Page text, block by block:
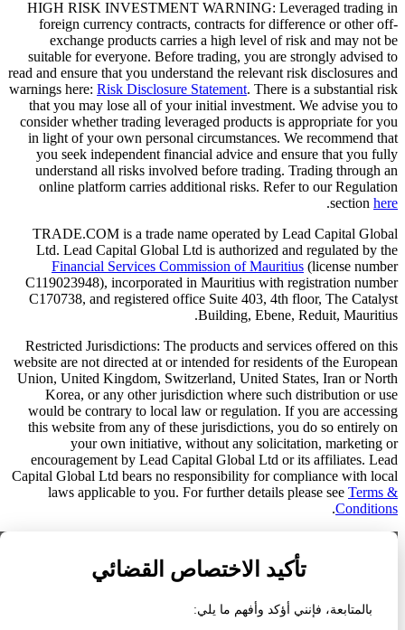
HIGH RISK INVESTMENT WARNING: Leveraged trading in
foreign currency contracts, contracts for difference or other off-
exchange products carries a high level of risk and may not be
suitable for everyone. Before trading, you are strongly advised to
read and ensure that you understand the relevant risk disclosures and
warnings here: Risk Disclosure Statement. There is a substantial risk
that you may lose all of your initial investment. We advise you to
consider whether trading leveraged products is appropriate for you
in light of your own personal circumstances. We recommend that
you seek independent financial advice and ensure that you fully
understand all risks involved before trading. Trading through an
online platform carries additional risks. Refer to our Regulation
section here
.
TRADE.COM is a trade name operated by Lead Capital Global
Ltd. Lead Capital Global Ltd is authorized and regulated by the
Financial Services Commission of Mauritius (license number
C119023948), incorporated in Mauritius with registration number
C170738, and registered office Suite 403, 4th floor, The Catalyst
Building, Ebene, Reduit, Mauritius.
Restricted Jurisdictions: The products and services offered on this
website are not directed at or intended for residents of the European
Union, United Kingdom, Switzerland, United States, Iran or North
Korea, or any other jurisdiction where such distribution or use
would be contrary to local law or regulation. If you are accessing
this website from any of these jurisdictions, you do so entirely on
your own initiative, without any solicitation, marketing or
encouragement by Lead Capital Global Ltd or its affiliates. Lead
Capital Global Ltd bears no responsibility for compliance with local
laws applicable to you. For further details please see Terms &
Conditions
.
تأكيد الاختصاص القضائي
بالمتابعة، فإنني أؤكد وأفهم ما يلي:
تراخيصنا التنظيمية
عرض تفاصيل التنظيم الكاملة ›
الولايات المتحدة